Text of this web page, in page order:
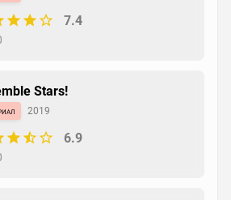
7.4
Stars!
2019
6.9